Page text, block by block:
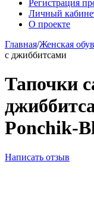
Регистрация
Личный
О проекте
Главная/Женская
с джиббитсами
Тапочки
Ponchik-
Написать отзыв